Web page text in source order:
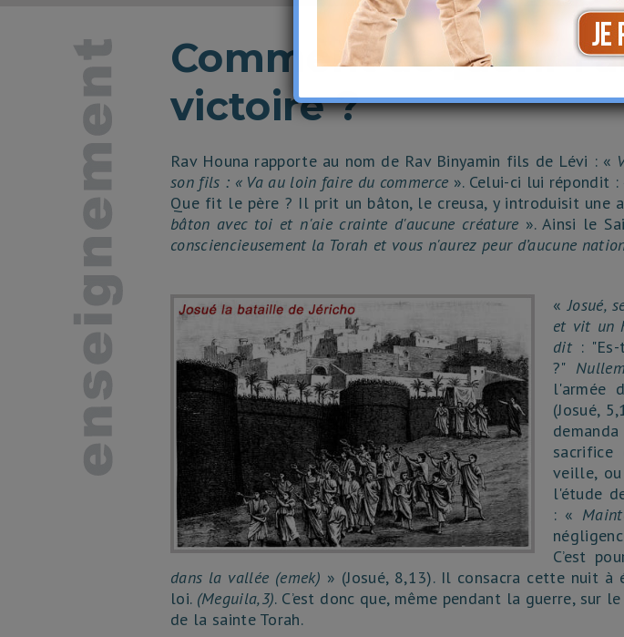
Comment acquérir
victoire ?
Rav Houna rapporte au nom de Rav Binyamin fils de Lévi : «
son fils : « Va au loin faire du commerce ». Celui-ci lui répondit :
Que fit le père ? Il prit un bâton, le creusa, y introduisit
bâton avec toi et n'aie crainte d'aucune créature ». Ainsi le
consciencieusement la Torah et vous n'aurez peur d’aucune
« Josué,
et vit un
dit :
?"
l'armée
(Josué,
veille,
l'étude
: «
C’est
dans la vallée (emek) » (Josué, 8,13). Il consacra cette nuit à
loi. (Meguila,3). C’est donc que, même pendant la guerre, sur
de la sainte Torah.